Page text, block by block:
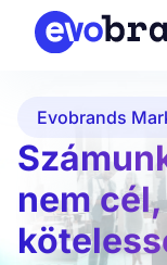
Evobrands
nem